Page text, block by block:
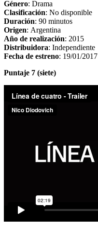
Género: Drama
Clasificación: No disponible
Duración: 90 minutos
Origen: Argentina
Año de realización: 2015
Distribuidora: Independiente
Fecha de estreno: 19/01/2017
Puntaje 7 (siete)